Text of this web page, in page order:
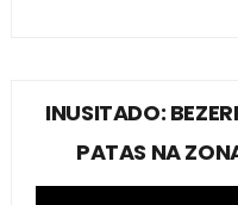
INUSITADO:
PATAS NA